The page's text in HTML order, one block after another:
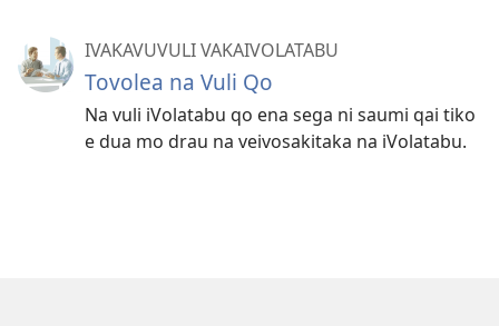
IVAKAVUVULI VAKAIVOLATABU
Tovolea na Vuli Qo
Na vuli iVolatabu qo ena sega ni saumi qai tiko
e dua mo drau na veivosakitaka na iVolatabu.